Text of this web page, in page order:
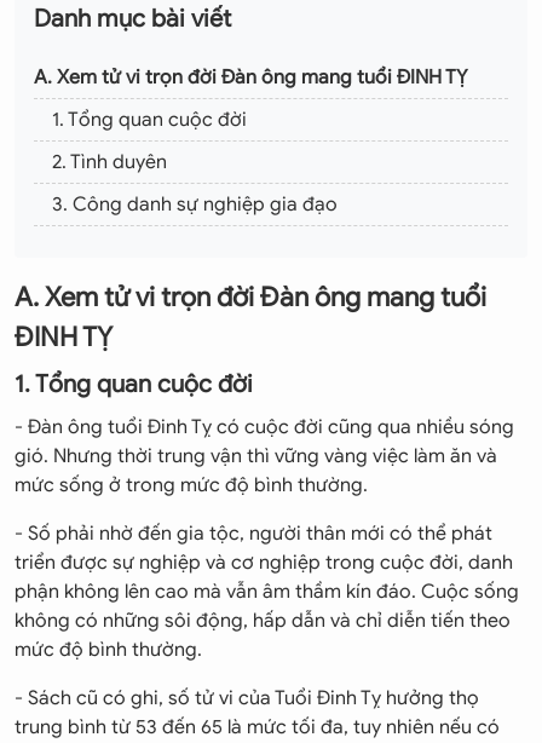
Danh mục bài viết
A. Xem tử vi trọn đời Đàn ông mang tuổi ĐINH TỴ
1. Tổng quan cuộc đời
2. Tình duyên
3. Công danh sự nghiệp gia đạo
B. Vận đề kỵ tuổi hạp tuổi
1. Kết hôn, lấy vợ gả chồng
2. Hợp tác làm ăn
3. Những tuổi đại kỵ
C. Diễn tiến tử vi từng năm
A. Xem tử vi trọn đời Đàn ông mang tuổi
ĐINH TỴ
1. Tổng quan cuộc đời
- Đàn ông tuổi Đinh Tỵ có cuộc đời cũng qua nhiều sóng
gió. Nhưng thời trung vận thì vững vàng việc làm ăn và
mức sống ở trong mức độ bình thường.
- Số phải nhờ đến gia tộc, người thân mới có thể phát
triển được sự nghiệp và cơ nghiệp trong cuộc đời, danh
phận không lên cao mà vẫn âm thầm kín đáo. Cuộc sống
không có những sôi động, hấp dẫn và chỉ diễn tiến theo
mức độ bình thường.
- Sách cũ có ghi, số tử vi của Tuổi Đinh Tỵ hưởng thọ
trung bình từ 53 đến 65 là mức tối đa, tuy nhiên nếu có